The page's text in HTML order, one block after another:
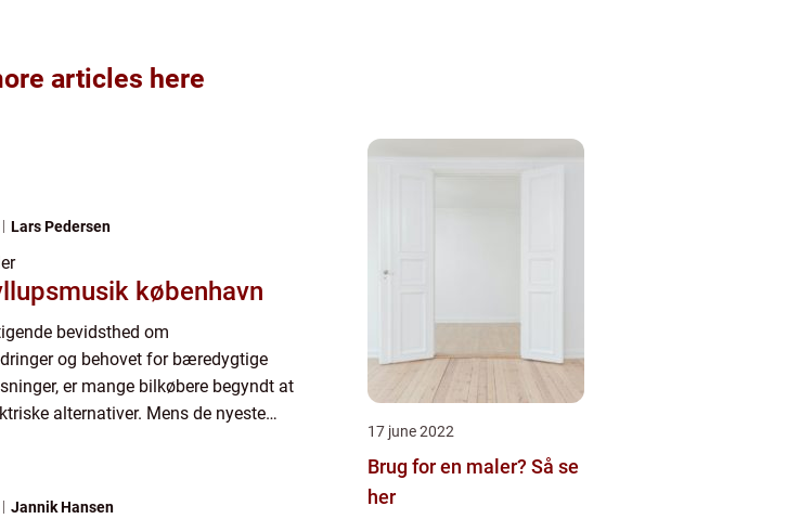
articles here
Lars Pedersen
københavn
bevidsthed om
og behovet for bæredygtige
er mange bilkøbere begyndt at
alternativer. Mens de nyeste
Jannik Hansen
17 june 2022
Brug for en maler? Så se
her